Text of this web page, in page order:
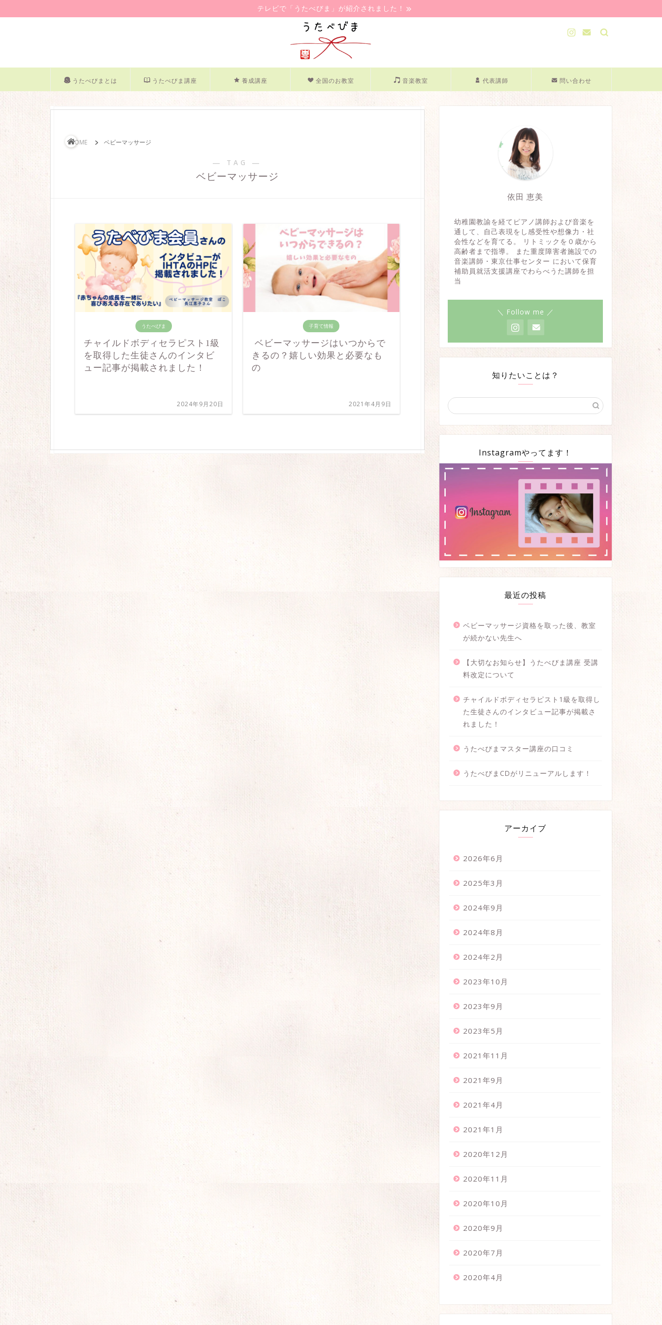
テレビで「うたべびま」が紹介されました！
うたべびまとは うたべびま講座 養成講座 全国のお教室 音楽教室 代表講師 問い合わせ
HOME ベビーマッサージ
― TAG ―
ベビーマッサージ
うたべびま
チャイルドボディセラピスト1級
を取得した生徒さんのインタビ
ュー記事が掲載されました！
2024年9月20日
子育て情報
ベビーマッサージはいつからで
きるの？嬉しい効果と必要なも
の
2021年4月9日
依田 恵美
幼稚園教諭を経てピアノ講師および音楽を
通して、自己表現をし感受性や想像力・社
会性などを育てる。 リトミックを０歳から
高齢者まで指導。 また重度障害者施設での
音楽講師・東京仕事センター において保育
補助員就活支援講座でわらべうた講師を担
当
＼ Follow me ／
知りたいことは？
Instagramやってます！
最近の投稿
ベビーマッサージ資格を取った後、教室
が続かない先生へ
【大切なお知らせ】うたべびま講座 受講
料改定について
チャイルドボディセラピスト1級を取得し
た生徒さんのインタビュー記事が掲載さ
れました！
うたべびまマスター講座の口コミ
うたべびまCDがリニューアルします！
アーカイブ
2026年6月
2025年3月
2024年9月
2024年8月
2024年2月
2023年10月
2023年9月
2023年5月
2021年11月
2021年9月
2021年4月
2021年1月
2020年12月
2020年11月
2020年10月
2020年9月
2020年7月
2020年4月